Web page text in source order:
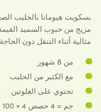
بسكويت هيومانا بالحليب
مزيج من حبوب السميد
مثالية أثناء التنقل دون
من 8 شهور
مع الكثير من الحليب
تحتوي على الغلوتين
جم = 4 حصص 4 × 100